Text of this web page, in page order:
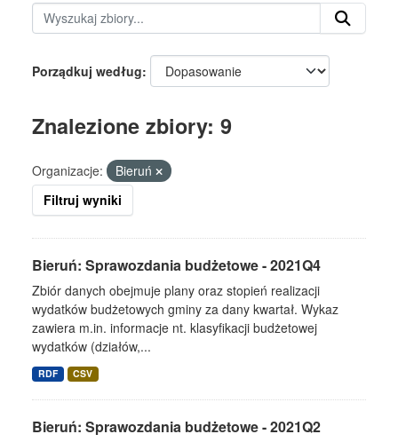
Porządkuj według
Znalezione zbiory: 9
Organizacje:
Bieruń
Filtruj wyniki
Bieruń: Sprawozdania budżetowe - 2021Q4
Zbiór danych obejmuje plany oraz stopień realizacji
wydatków budżetowych gminy za dany kwartał. Wykaz
zawiera m.in. informacje nt. klasyfikacji budżetowej
wydatków (działów,...
RDF CSV
Bieruń: Sprawozdania budżetowe - 2021Q2